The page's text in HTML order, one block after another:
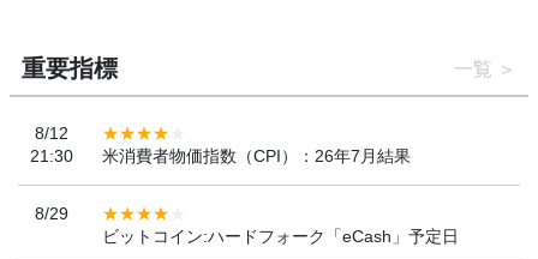
重要指標 一覧
8/12
21:30
米消費者物価指数（CPI）：26年7月結果
8/29
ビットコイン:ハードフォーク「eCash」予定日